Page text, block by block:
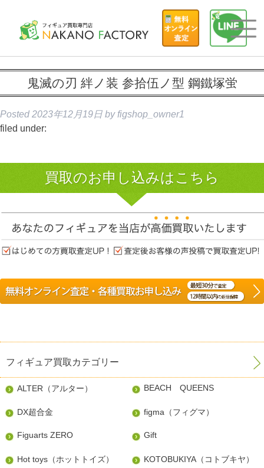
鬼滅の刃 絆ノ装 参拾伍ノ型 鋼鐵塚蛍
Posted 2023年12月19日 by figshop_owner1
filed under:
買取のお申し込みはこちら
フィギュア買取カテゴリー
ALTER（アルター） BEACH QUEENS
DX超合金 figma（フィグマ）
Figuarts ZERO Gift
Hot toys（ホットトイズ） KOTOBUKIYA（コトブキヤ）